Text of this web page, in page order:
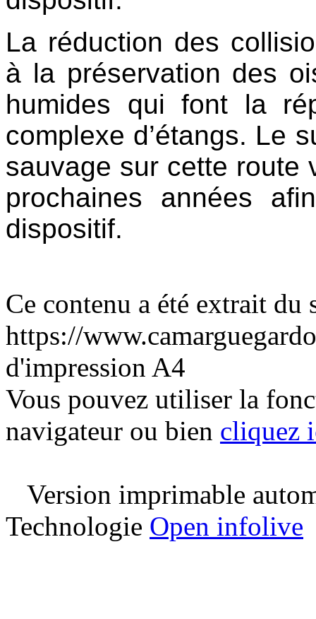
La réduction des
à la préservation des
humides qui font la
complexe d’étangs. Le
sauvage sur cette route
prochaines années
dispositif.
Ce contenu a été extrait du
https://
d'impression A4
Vous pouvez utiliser la
navigateur ou bien cliquez
Version imprimable
Technologie Open infolive